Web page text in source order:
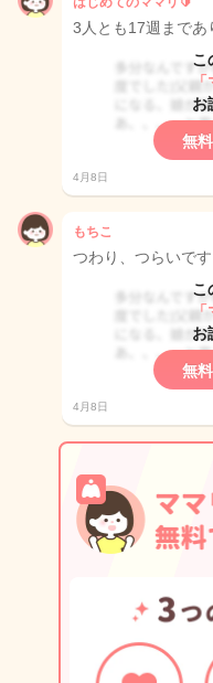
3人とも17週まであ
こ
「
お
無
4月8日
もちこ
つわり、つらいで
こ
「
お
無
4月8日